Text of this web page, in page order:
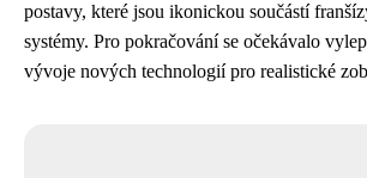
postavy, které jsou ikonickou součástí
systémy. Pro pokračování se očekávalo
vývoje nových technologií pro realistické